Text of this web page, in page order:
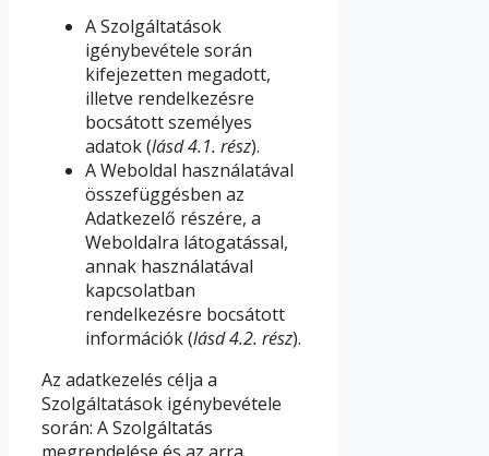
A Szolgáltatások
igénybevétele során
kifejezetten megadott,
illetve rendelkezésre
bocsátott személyes
adatok (lásd 4.1. rész).
A Weboldal használatával
összefüggésben az
Adatkezelő részére, a
Weboldalra látogatással,
annak használatával
kapcsolatban
rendelkezésre bocsátott
információk (lásd 4.2. rész).
Az adatkezelés célja a
Szolgáltatások igénybevétele
során: A Szolgáltatás